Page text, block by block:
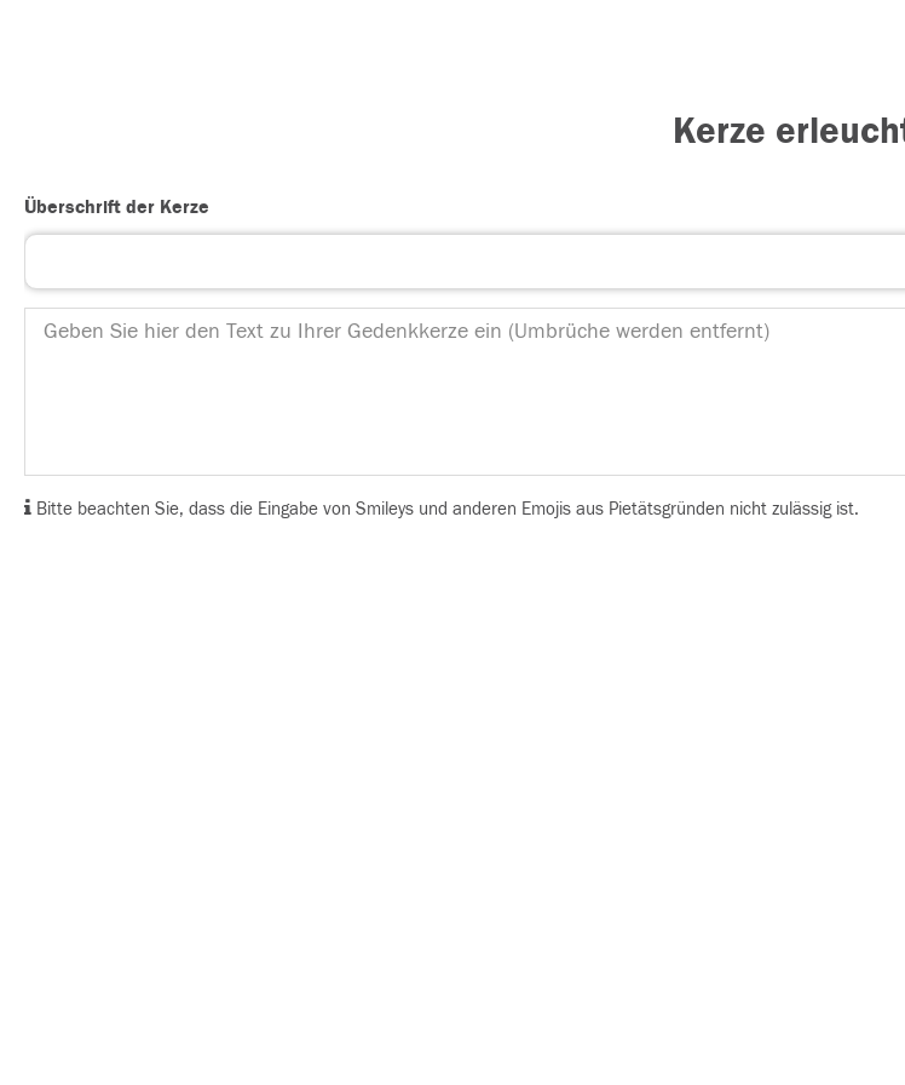
Kerze
Überschrift der Kerze
Bitte beachten Sie, dass die Eingabe von Smileys und anderen Emojis aus Pietätsgründen nicht zulässig ist.